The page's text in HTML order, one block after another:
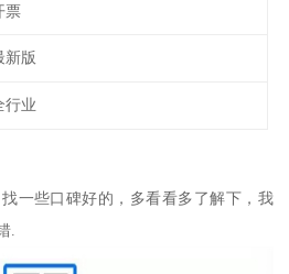
票
新版
行业
一些口碑好的，多看看多了解下，我
.